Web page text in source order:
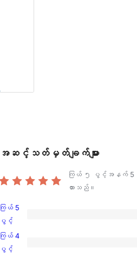
အဆင့်သတ်မှတ်ချက်များ
ကြယ် ၅ ပွင့်အနက် 5
ထားသည်။
ကြယ်
5
ပွင့်
ကြယ် 5
ပွင့်
ကြယ်
ကြယ် 4
ပွင့်